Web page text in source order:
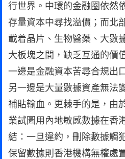
行世界。中環的金融圈依然
存量資本中尋找溢價；而北
載着晶片、生物醫藥、大數
大板塊之間，缺乏互通的價
一邊是金融資本苦尋合規出
另一邊是大量數據資產無法
補貼輸血。更棘手的是，由
業試圖用內地敏感數據在香
結：一旦違約，刪除數據觸
保留數據則香港機構無權處